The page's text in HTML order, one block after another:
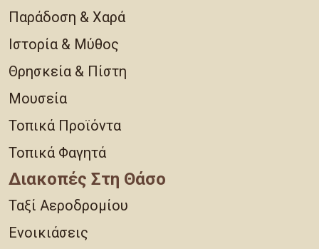
Παράδοση & Χαρά
Ιστορία & Μύθος
Θρησκεία & Πίστη
Μουσεία
Τοπικά Προϊόντα
Τοπικά Φαγητά
Διακοπές Στη Θάσο
Ταξί Αεροδρομίου
Ενοικιάσεις